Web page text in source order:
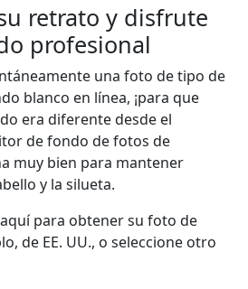
retrato y disfrute
profesional
una foto de tipo de
blanco en línea, ¡para que
era diferente desde el
de fondo de fotos de
muy bien para mantener
y la silueta.
para obtener su foto de
de EE. UU., o seleccione otro